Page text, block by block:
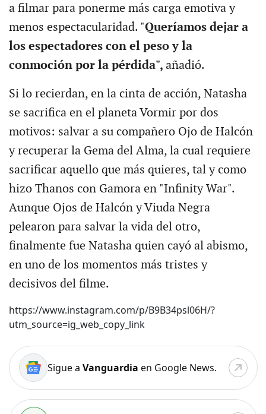
a filmar para ponerme más carga emotiva y
menos espectacularidad. "Queríamos dejar a
los espectadores con el peso y la
conmoción por la pérdida", añadió.
Si lo recierdan, en la cinta de acción, Natasha
se sacrifica en el planeta Vormir por dos
motivos: salvar a su compañero Ojo de Halcón
y recuperar la Gema del Alma, la cual requiere
sacrificar aquello que más quieres, tal y como
hizo Thanos con Gamora en "Infinity War".
Aunque Ojos de Halcón y Viuda Negra
pelearon para salvar la vida del otro,
finalmente fue Natasha quien cayó al abismo,
en uno de los momentos más tristes y
decisivos del filme.
https://www.instagram.com/p/B9B34psl06H/?
utm_source=ig_web_copy_link
Sigue a Vanguardia en Google News.